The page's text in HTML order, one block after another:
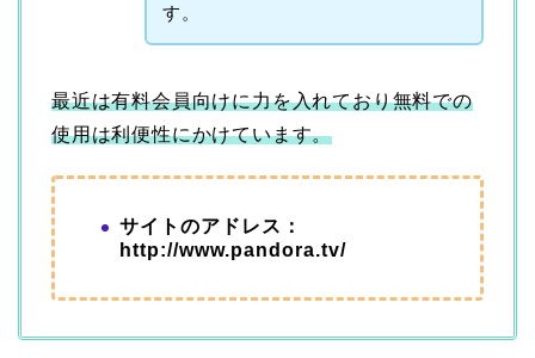
す。
最近は有料会員向けに力を入れており無料での
使用は利便性にかけています。
サイトのアドレス：
http://www.pandora.tv/